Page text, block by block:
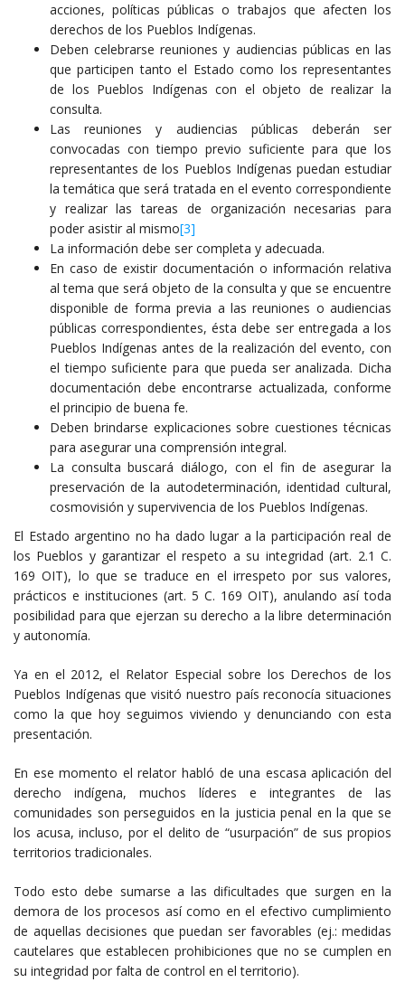
acciones, políticas públicas o trabajos que afecten los
derechos de los Pueblos Indígenas.
Deben celebrarse reuniones y audiencias públicas en las
que participen tanto el Estado como los representantes
de los Pueblos Indígenas con el objeto de realizar la
consulta.
Las reuniones y audiencias públicas deberán ser
convocadas con tiempo previo suficiente para que los
representantes de los Pueblos Indígenas puedan estudiar
la temática que será tratada en el evento correspondiente
y realizar las tareas de organización necesarias para
poder asistir al mismo[3]
La información debe ser completa y adecuada.
En caso de existir documentación o información relativa
al tema que será objeto de la consulta y que se encuentre
disponible de forma previa a las reuniones o audiencias
públicas correspondientes, ésta debe ser entregada a los
Pueblos Indígenas antes de la realización del evento, con
el tiempo suficiente para que pueda ser analizada. Dicha
documentación debe encontrarse actualizada, conforme
el principio de buena fe.
Deben brindarse explicaciones sobre cuestiones técnicas
para asegurar una comprensión integral.
La consulta buscará diálogo, con el fin de asegurar la
preservación de la autodeterminación, identidad cultural,
cosmovisión y supervivencia de los Pueblos Indígenas.
El Estado argentino no ha dado lugar a la participación real de
los Pueblos y garantizar el respeto a su integridad (art. 2.1 C.
169 OIT), lo que se traduce en el irrespeto por sus valores,
prácticos e instituciones (art. 5 C. 169 OIT), anulando así toda
posibilidad para que ejerzan su derecho a la libre determinación
y autonomía.
Ya en el 2012, el Relator Especial sobre los Derechos de los
Pueblos Indígenas que visitó nuestro país reconocía situaciones
como la que hoy seguimos viviendo y denunciando con esta
presentación.
En ese momento el relator habló de una escasa aplicación del
derecho indígena, muchos líderes e integrantes de las
comunidades son perseguidos en la justicia penal en la que se
los acusa, incluso, por el delito de “usurpación” de sus propios
territorios tradicionales.
Todo esto debe sumarse a las dificultades que surgen en la
demora de los procesos así como en el efectivo cumplimiento
de aquellas decisiones que puedan ser favorables (ej.: medidas
cautelares que establecen prohibiciones que no se cumplen en
su integridad por falta de control en el territorio).